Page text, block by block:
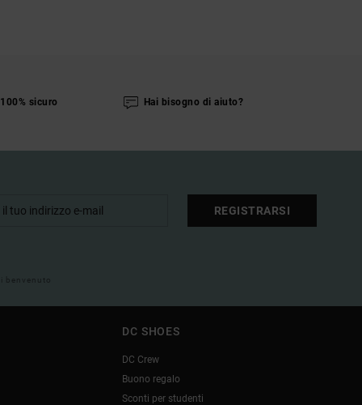
sicuro Hai bisogno di aiuto?
REGISTRARSI
benvenuto
DC SHOES
DC Crew
Buono regalo
Sconti per studenti